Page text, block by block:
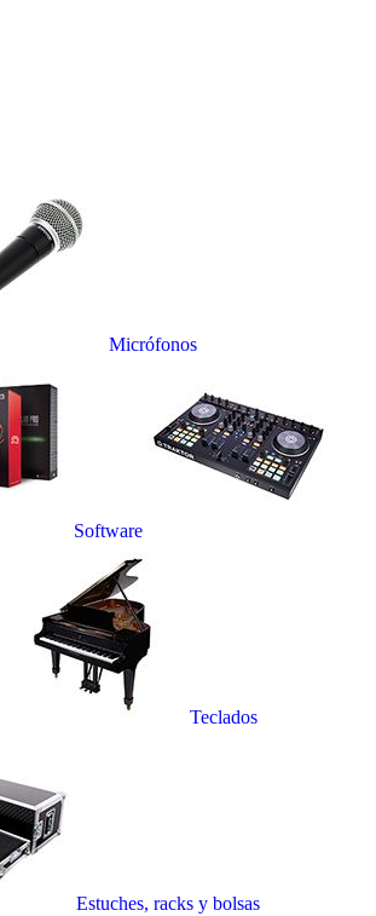
Micrófonos
Software
Teclados
Estuches, racks y bolsas